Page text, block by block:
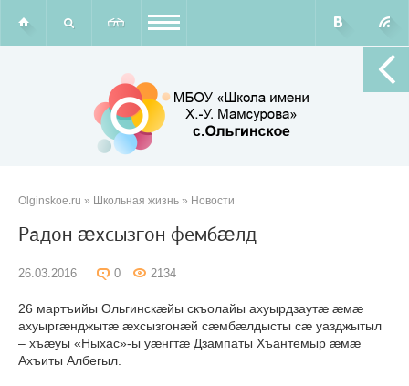
Olginskoe.ru » Школьная жизнь » Новости
Радон æхсызгон фембæлд
26.03.2016 0 2134
26 мартъийы Ольгинскæйы скъолайы ахуырдзаутæ æмæ
ахуыргæнджытæ æхсызгонæй сæмбæлдысты сæ уазджытыл
– хъæуы «Ныхас»-ы уæнгтæ Дзампаты Хъантемыр æмæ
Ахъиты Албегыл.